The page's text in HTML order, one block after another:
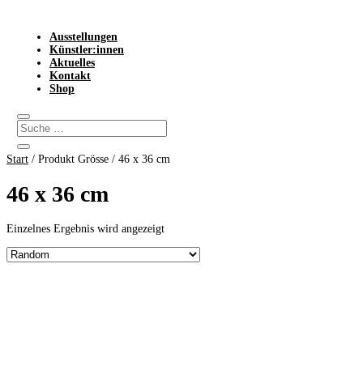
Ausstellungen
Künstler:innen
Aktuelles
Kontakt
Shop
Start / Produkt Grösse / 46 x 36 cm
46 x 36 cm
Einzelnes Ergebnis wird angezeigt